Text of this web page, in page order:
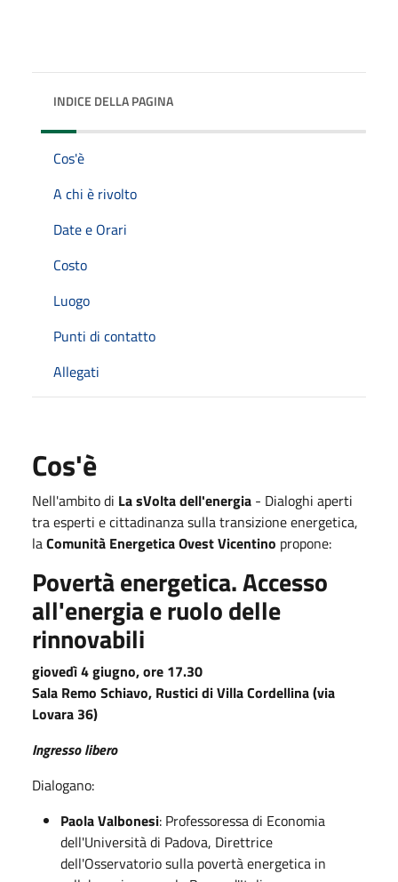
INDICE DELLA PAGINA
Cos'è
A chi è rivolto
Date e Orari
Costo
Luogo
Punti di contatto
Allegati
Cos'è
Nell'ambito di La sVolta dell'energia - Dialoghi aperti
tra esperti e cittadinanza sulla transizione energetica,
laComunità Energetica Ovest Vicentino propone:
Povertà energetica. Accesso
all'energia e ruolo delle
rinnovabili
giovedì 4 giugno, ore 17.30
Sala Remo Schiavo, Rustici di Villa Cordellina (via
Lovara 36)
Ingresso libero
Dialogano:
Paola Valbonesi: Professoressa di Economia
dell'Università di Padova, Direttrice
dell'Osservatorio sulla povertà energetica in